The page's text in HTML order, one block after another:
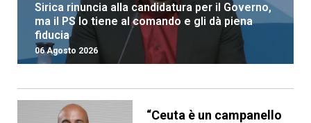
Sirica rinuncia alla candidatura per il Governo,
ma il PS lo tiene al comando e gli dà piena
fiducia
06 Agosto 2026
“Ceuta è un campanello